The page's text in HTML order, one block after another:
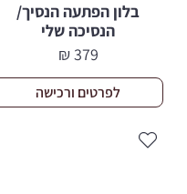
בלון הפתעה הנסיך/
הנסיכה שלי
379
₪
לפרטים ורכישה